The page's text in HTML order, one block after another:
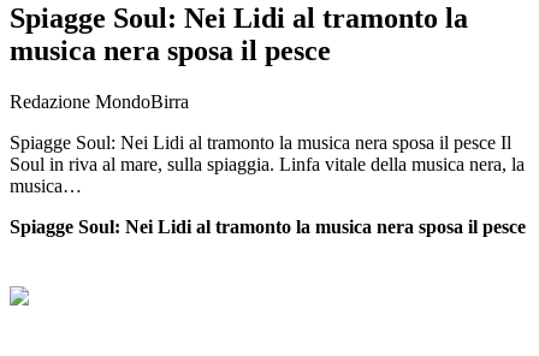
Spiagge Soul: Nei Lidi al tramonto la
musica nera sposa il pesce
Redazione MondoBirra
Spiagge Soul: Nei Lidi al tramonto la musica nera sposa il pesce Il
Soul in riva al mare, sulla spiaggia. Linfa vitale della musica nera, la
musica…
Spiagge Soul: Nei Lidi al tramonto la musica nera sposa il pesce